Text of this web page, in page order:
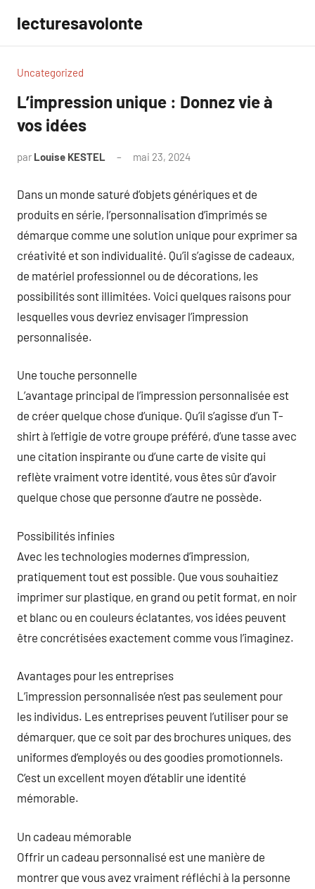
contenu
lecturesavolonte
Uncategorized
L’impression unique : Donnez vie à
vos idées
par Louise KESTEL mai 23, 2024
Dans un monde saturé d’objets génériques et de
produits en série, l’personnalisation d’imprimés se
démarque comme une solution unique pour exprimer sa
créativité et son individualité. Qu’il s’agisse de cadeaux,
de matériel professionnel ou de décorations, les
possibilités sont illimitées. Voici quelques raisons pour
lesquelles vous devriez envisager l’impression
personnalisée.
Une touche personnelle
L’avantage principal de l’impression personnalisée est
de créer quelque chose d’unique. Qu’il s’agisse d’un T-
shirt à l’effigie de votre groupe préféré, d’une tasse avec
une citation inspirante ou d’une carte de visite qui
reflète vraiment votre identité, vous êtes sûr d’avoir
quelque chose que personne d’autre ne possède.
Possibilités infinies
Avec les technologies modernes d’impression,
pratiquement tout est possible. Que vous souhaitiez
imprimer sur plastique, en grand ou petit format, en noir
et blanc ou en couleurs éclatantes, vos idées peuvent
être concrétisées exactement comme vous l’imaginez.
Avantages pour les entreprises
L’impression personnalisée n’est pas seulement pour
les individus. Les entreprises peuvent l’utiliser pour se
démarquer, que ce soit par des brochures uniques, des
uniformes d’employés ou des goodies promotionnels.
C’est un excellent moyen d’établir une identité
mémorable.
Un cadeau mémorable
Offrir un cadeau personnalisé est une manière de
montrer que vous avez vraiment réfléchi à la personne